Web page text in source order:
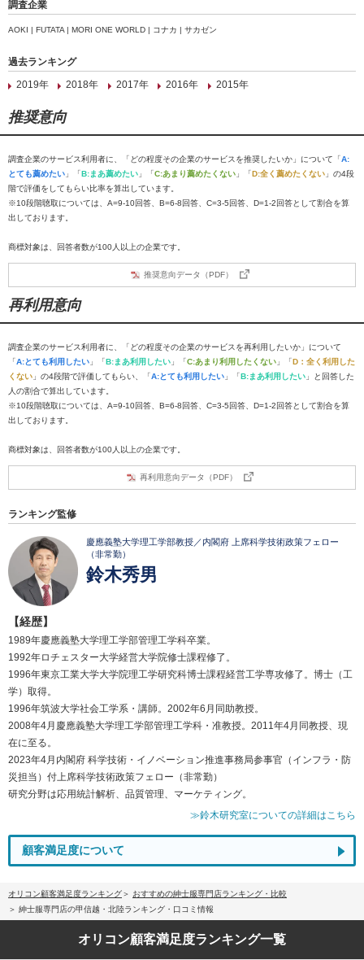
調査企業
AOKI | FUTATA | MORI ONE WORLD | コナカ | サカゼン
過去ランキング
2019年
2018年 2017年 2016年 2015年
推奨意向
調査企業のサービス利用者に、「どの程度その企業のサービスを推奨したいか」について「A:
とても薦めたい 」「B:まあ薦めたい 」「C:あまり薦めたくない 」「D:全く薦めたくない 」の4段
階で評価をしてもらい比率を算出しています。
※10段階聴取については、A=9-10回答、B=6-8回答、C=3-5回答、D=1-2回答として割合を算
出しております。
商標対象は、回答者数が100人以上の企業です。
推奨意向データ（PDF）
再利用意向
調査企業のサービス利用者に、「どの程度その企業のサービスを再利用したいか」について
「A:とても利用したい 」「B:まあ利用したい 」「C:あまり利用したくない 」「D：全く利用した
くない 」の4段階で評価してもらい、「A:とても利用したい 」「B:まあ利用したい 」と回答した
人の割合で算出しています。
※10段階聴取については、A=9-10回答、B=6-8回答、C=3-5回答、D=1-2回答として割合を算
出しております。
商標対象は、回答者数が100人以上の企業です。
再利用意向データ（PDF）
ランキング監修
慶應義塾大学理工学部教授／内閣府 上席科学技術政策フェロー
（非常勤）
鈴木秀男
【経歴】
1989年慶應義塾大学理工学部管理工学科卒業。
1992年ロチェスター大学経営大学院修士課程修了。
1996年東京工業大学大学院理工学研究科博士課程経営工学専攻修了。博士（工
学）取得。
1996年筑波大学社会工学系・講師。2002年6月同助教授。
2008年4月慶應義塾大学理工学部管理工学科・准教授。2011年4月同教授、現
在に至る。
2023年4月内閣府 科学技術・イノベーション推進事務局参事官（インフラ・防
災担当）付上席科学技術政策フェロー（非常勤）
研究分野は応用統計解析、品質管理、マーケティング。
≫鈴木研究室についての詳細はこちら
顧客満足度について
オリコン顧客満足度ランキング
おすすめの紳士服専門店ランキング・比較
紳士服専門店の甲信越・北陸ランキング・口コミ情報
オリコン顧客満足度ランキング一覧